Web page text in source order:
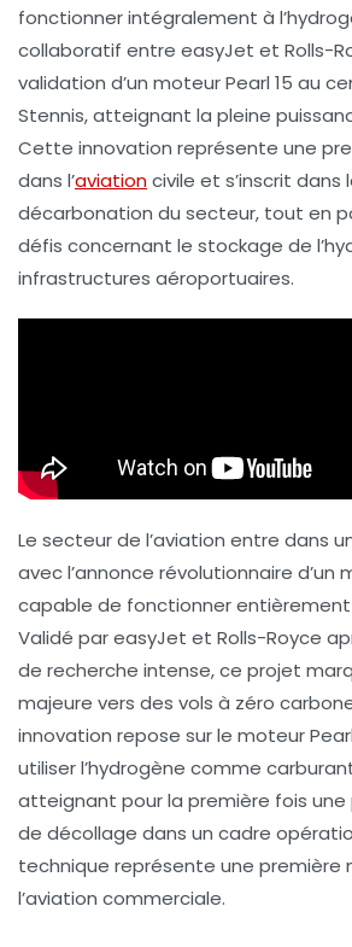
fonctionner intégralement à l’
collaboratif entre easyJet et Rolls-
validation d’un moteurPearl 15 au
Stennis, atteignant la pleine
Cette innovation représente une
dans l’aviationcivile et s’inscrit
décarbonation du secteur, tout en
défis concernant le stockage de
infrastructures aéroportuaires.
Le secteur de l’aviation entre dans
avec l’annonce révolutionnaire d’un
capable de fonctionner entièrement
Validé par easyJet et Rolls-Royce
de recherche intense, ce projet
majeure vers des vols à zéro
innovation repose sur le moteur
utiliser l’hydrogène comme
atteignant pour la première fois une
de décollage dans un cadre
technique représente une première
l’aviation commerciale.